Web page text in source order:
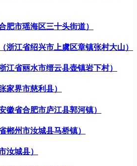
肥市瑶海区三十头街道）
浙江省绍兴市上虞区章镇张村大山）
江省丽水市缙云县壶镇岩下村）
家界市慈利县）
徽省合肥市庐江县郭河镇）
郴州市汝城县马桥镇）
汝城县）